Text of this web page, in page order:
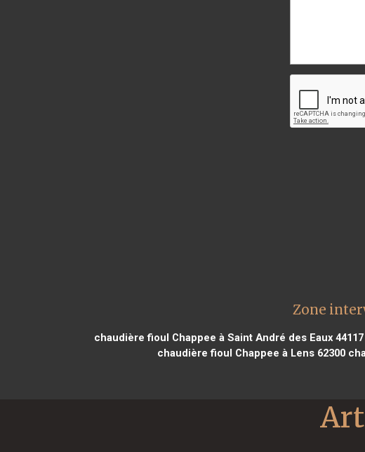
Zone
chaudière fioul Chappee à Saint André des Eaux 44117
chaudière fioul Chappee à Lens 62300